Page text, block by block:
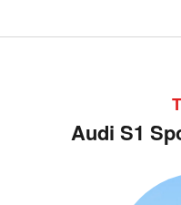
Audi S1